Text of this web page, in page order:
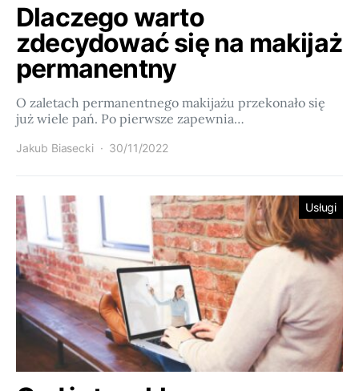
Dlaczego warto
zdecydować się na makijaż
permanentny
O zaletach permanentnego makijażu przekonało się
już wiele pań. Po pierwsze zapewnia…
Jakub Biasecki 30/11/2022
Usługi